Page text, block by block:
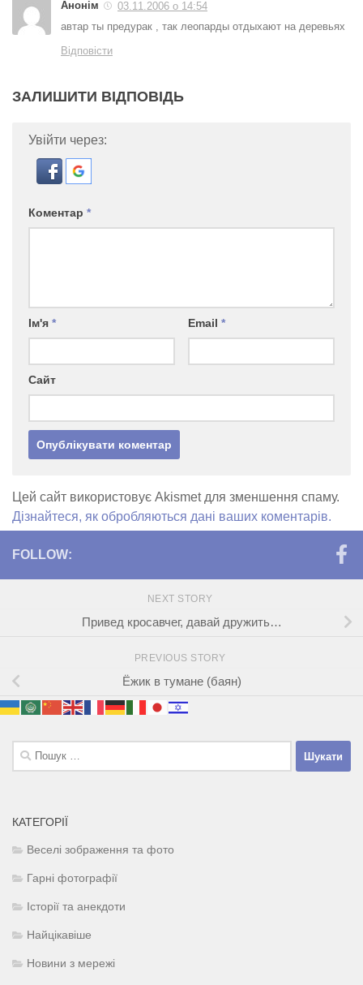
Анонім
03.11.2006 о 14:54
автар ты предурак , так леопарды отдыхают на деревьях
Відповісти
ЗАЛИШИТИ ВІДПОВІДЬ
Увійти через:
Коментар *
Ім'я * Email *
Сайт
Цей сайт використовує Akismet для зменшення спаму.
Дізнайтеся, як обробляються дані ваших коментарів.
FOLLOW:
NEXT STORY
Привед кросавчег, давай дружить…
PREVIOUS STORY
Ёжик в тумане (баян)
Пошук:
КАТЕГОРІЇ
Веселі зображення та фото
Гарні фотографії
Історії та анекдоти
Найцікавіше
Новини з мережі